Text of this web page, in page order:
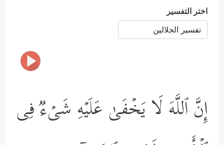
اختر التفسير
إِنَّ ٱللَّهَ لَا یَخۡفَىٰ عَلَیۡهِ شَیۡءࣱ فِی